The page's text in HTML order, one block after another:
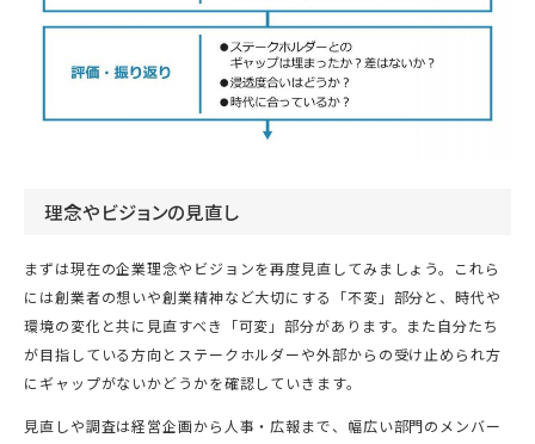
理念やビジョンの見直し
まずは現在の企業理念やビジョンを再度見直してみましょう。これら
には創業者の想いや創業精神など大切にする「不変」部分と、時代や
環境の変化と共に見直すべき「可変」部分があります。また自分たち
が目指している方向とステークホルダーや外部からの受け止められ方
にギャップがないかどうかを確認していきます。
見直しや調査は経営企画から人事・広報まで、幅広い部門のメンバー